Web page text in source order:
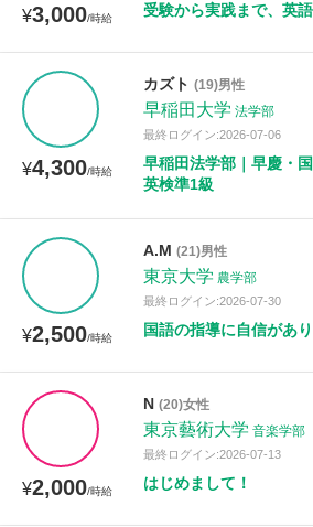
¥3,000/時給 受験から実践まで、英
¥4,300/時給
カズト (19)男性
早稲田大学 法学部
最終ログイン:2026-07-06
早稲田法学部｜早慶・
英検準1級
¥2,500/時給
A.M (21)男性
東京大学 農学部
最終ログイン:2026-07-30
国語の指導に自信があり
¥2,000/時給
N (20)女性
東京藝術大学 音楽学部
最終ログイン:2026-07-13
はじめまして！